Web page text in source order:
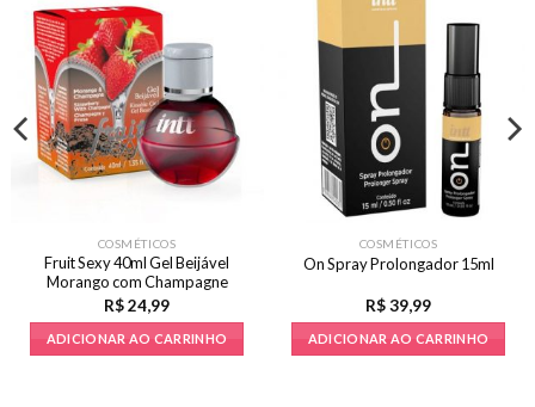
COSMÉTICOS
Fruit Sexy 40ml Gel Beijável
Morango com Champagne
R$24,99
ADICIONAR AO CARRINHO
COSMÉTICOS
On Spray Prolongador 15ml
R$39,99
ADICIONAR AO CARRINHO